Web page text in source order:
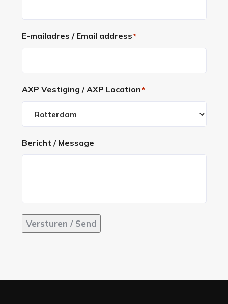
E-mailadres / Email address*
AXP Vestiging / AXP Location*
Bericht / Message
Versturen / Send